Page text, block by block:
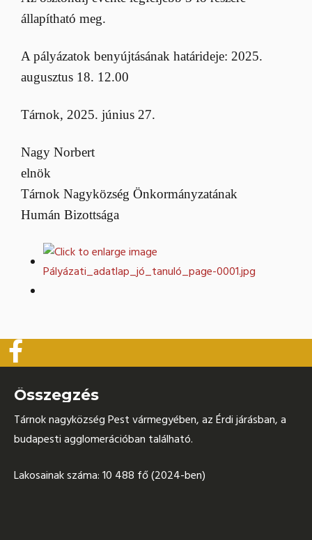
állapítható meg.
A pályázatok benyújtásának határideje: 2025.
augusztus 18. 12.00
Tárnok, 2025. június 27.
Nagy Norbert
elnök
Tárnok Nagyközség Önkormányzatának
Humán Bizottsága
Összegzés
Tárnok nagyközség Pest vármegyében, az Érdi járásban, a
budapesti agglomerációban található.
Lakosainak száma: 10 488 fő (2024-ben)